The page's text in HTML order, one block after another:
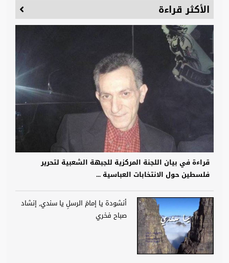
الأكثر قراءة
قراءة في بيان اللجنة المركزية للجبهة الشعبية لتحرير
فلسطين حول الانتخابات العباسية ...
أنشودة يا إمامَ الرسلِ يا سندي, إنشاد
صباح فخري